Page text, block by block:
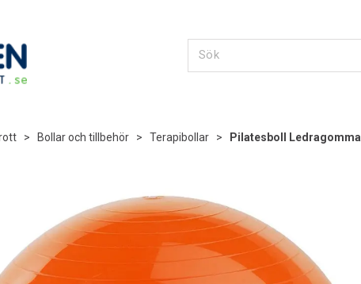
> Bollar och tillbehör > Terapibollar > Pilatesboll Ledragomma